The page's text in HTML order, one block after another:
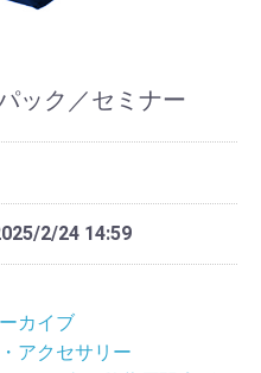
ック／セミナー
2/24 14:59
カイブ
アクセサリー